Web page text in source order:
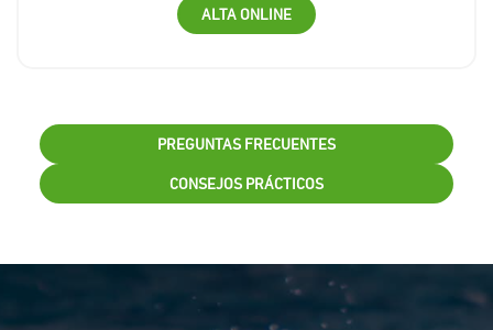
ALTA ONLINE
PREGUNTAS FRECUENTES
CONSEJOS PRÁCTICOS